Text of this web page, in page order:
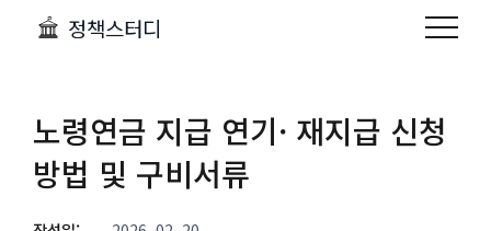
정책스터디
노령연금 지급 연기· 재지급 신청
방법 및 구비서류